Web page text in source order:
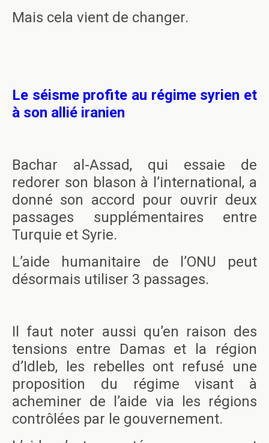
Mais cela vient de changer.
Le séisme profite au régime syrien et
à son allié iranien
Bachar al-Assad, qui essaie de
redorer son blason à l’international, a
donné son accord pour ouvrir deux
passages supplémentaires entre
Turquie et Syrie.
L’aide humanitaire de l’ONU peut
désormais utiliser 3 passages.
Il faut noter aussi qu’en raison des
tensions entre Damas et la région
d’Idleb, les rebelles ont refusé une
proposition du régime visant à
acheminer de l’aide via les régions
contrôlées par le gouvernement.